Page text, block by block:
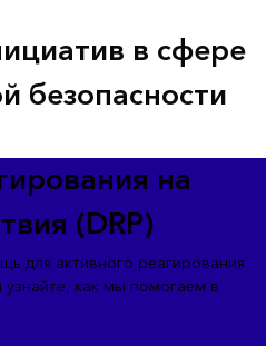
в сфере
безопасности
на
(DRP)
для активного реагирования
как мы помогаем в